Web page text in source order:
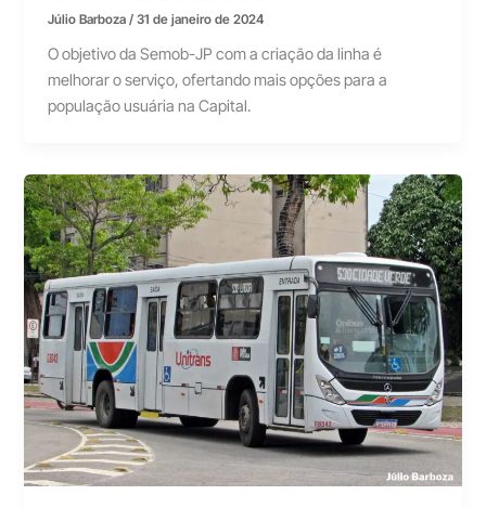
Júlio Barboza/31 de janeiro de 2024
O objetivo da Semob-JP com a criação da linha é
melhorar o serviço, ofertando mais opções para a
população usuária na Capital.